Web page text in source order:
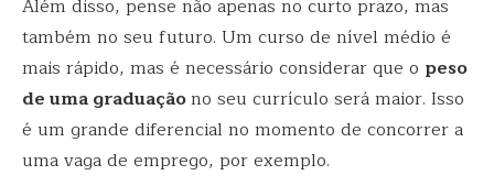
Além disso, pense não apenas no curto prazo, mas
também no seu futuro. Um curso de nível médio é
mais rápido, mas é necessário considerar que o peso
de uma graduaçãono seu currículo será maior. Isso
é um grande diferencial no momento de concorrer a
uma vaga de emprego, por exemplo.